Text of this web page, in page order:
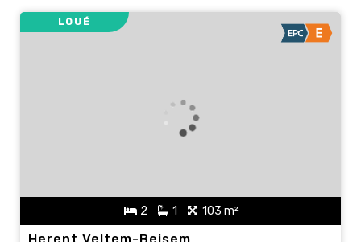
2 1 103 m²
LOUÉ